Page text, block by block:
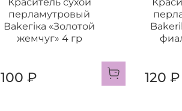
перламутровый
Ваkегiка «Золотой
жемчуг» 4 гр
100 ₽ 120 ₽